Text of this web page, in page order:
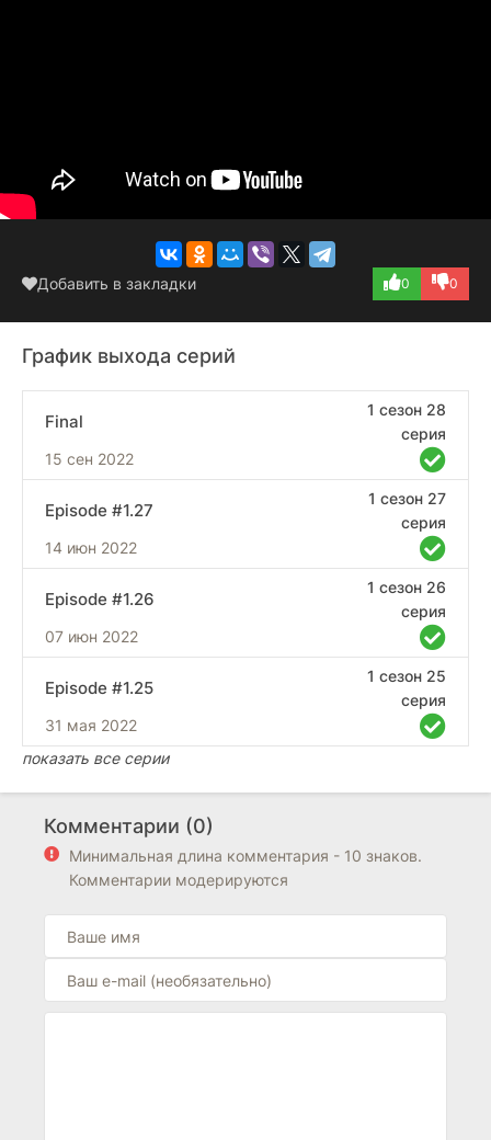
Добавить в закладки 0 0
График выхода серий
1 сезон 28
серия
Final
15 сен 2022
1 сезон 27
серия
Episode #1.27
14 июн 2022
1 сезон 26
серия
Episode #1.26
07 июн 2022
1 сезон 25
серия
Episode #1.25
31 мая 2022
показать все серии
Комментарии (0)
Минимальная длина комментария - 10 знаков.
Комментарии модерируются